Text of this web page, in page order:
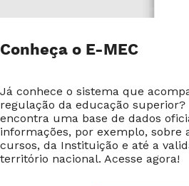
Conheça o E-MEC
Já conhece o sistema que
regulação da educação superior?
encontra uma base de dados
informações, por exemplo, sobre
cursos, da Instituição e até a
território nacional. Acesse agora!